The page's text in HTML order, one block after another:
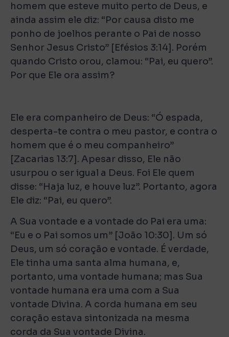
homem que esteve muito perto de Deus, e
ainda assim ele diz: “Por causa disto me
ponho de joelhos perante o Pai de nosso
Senhor Jesus Cristo” [Efésios 3:14]. Porém
quando Cristo orou, clamou: “Pai, eu quero”.
Por que Ele ora assim?
Ele era companheiro de Deus: “Ó espada,
desperta-te contra o meu pastor, e contra o
homem que é o meu companheiro”
[Zacarias 13:7]. Apesar disso, Ele não
usurpou o ser igual a Deus. Foi Ele quem
disse: “Haja luz, e houve luz”. Portanto, agora
Ele diz: “Pai, eu quero”.
A Sua vontade e a vontade do Pai era uma:
“Eu e o Pai somos um” [João 10:30]. Um só
Deus, um só coração e vontade. É verdade,
Ele tinha uma santa alma humana, e,
portanto, uma vontade humana; mas Sua
vontade humana era uma com a Sua
vontade Divina. A corda humana em seu
coração estava sintonizada na mesma
corda da Sua vontade Divina.